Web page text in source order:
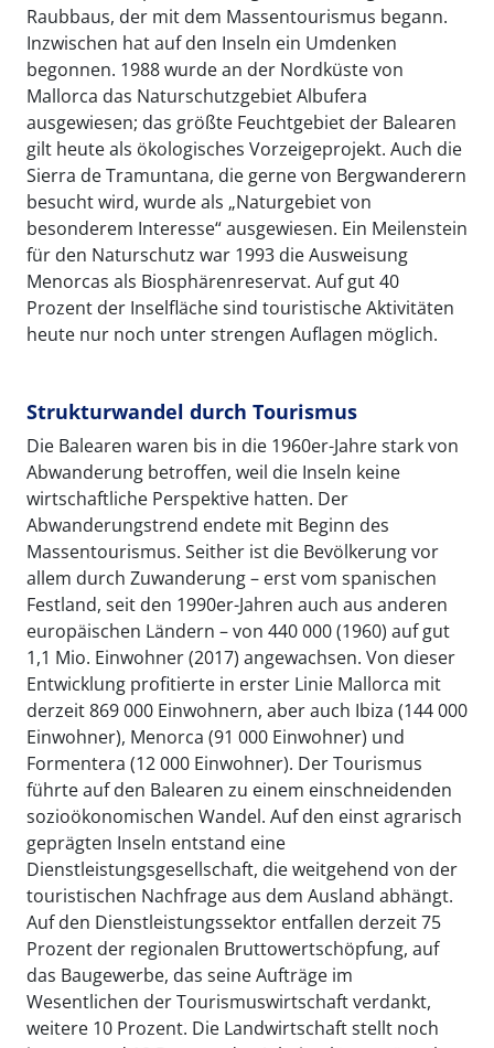
Raubbaus, der mit dem Massentourismus begann.
Inzwischen hat auf den Inseln ein Umdenken
begonnen. 1988 wurde an der Nordküste von
Mallorca das Naturschutzgebiet Albufera
ausgewiesen; das größte Feuchtgebiet der Balearen
gilt heute als ökologisches Vorzeigeprojekt. Auch die
Sierra de Tramuntana, die gerne von Bergwanderern
besucht wird, wurde als „Naturgebiet von
besonderem Interesse“ ausgewiesen. Ein Meilenstein
für den Naturschutz war 1993 die Ausweisung
Menorcas als Biosphärenreservat. Auf gut 40
Prozent der Inselfläche sind touristische Aktivitäten
heute nur noch unter strengen Auflagen möglich.
Strukturwandel durch Tourismus
Die Balearen waren bis in die 1960er-Jahre stark von
Abwanderung betroffen, weil die Inseln keine
wirtschaftliche Perspektive hatten. Der
Abwanderungstrend endete mit Beginn des
Massentourismus. Seither ist die Bevölkerung vor
allem durch Zuwanderung – erst vom spanischen
Festland, seit den 1990er-Jahren auch aus anderen
europäischen Ländern – von 440 000 (1960) auf gut
1,1 Mio. Einwohner (2017) angewachsen. Von dieser
Entwicklung profitierte in erster Linie Mallorca mit
derzeit 869 000 Einwohnern, aber auch Ibiza (144 000
Einwohner), Menorca (91 000 Einwohner) und
Formentera (12 000 Einwohner). Der Tourismus
führte auf den Balearen zu einem einschneidenden
sozioökonomischen Wandel. Auf den einst agrarisch
geprägten Inseln entstand eine
Dienstleistungsgesellschaft, die weitgehend von der
touristischen Nachfrage aus dem Ausland abhängt.
Auf den Dienstleistungssektor entfallen derzeit 75
Prozent der regionalen Bruttowertschöpfung, auf
das Baugewerbe, das seine Aufträge im
Wesentlichen der Tourismuswirtschaft verdankt,
weitere 10 Prozent. Die Landwirtschaft stellt noch